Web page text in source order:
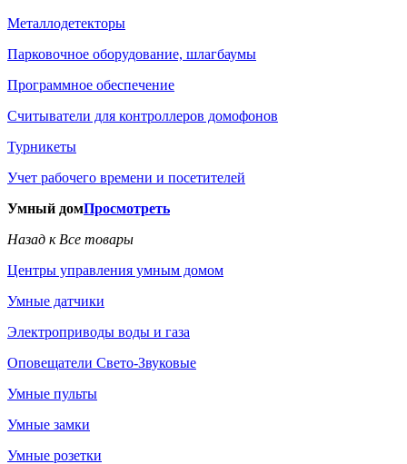
Металлодетекторы
Парковочное оборудование, шлагбаумы
Программное обеспечение
Считыватели для контроллеров домофонов
Турникеты
Учет рабочего времени и посетителей
Умный домПросмотреть
Назад к Все товары
Центры управления умным домом
Умные датчики
Электроприводы воды и газа
Оповещатели Свето-Звуковые
Умные пульты
Умные замки
Умные розетки